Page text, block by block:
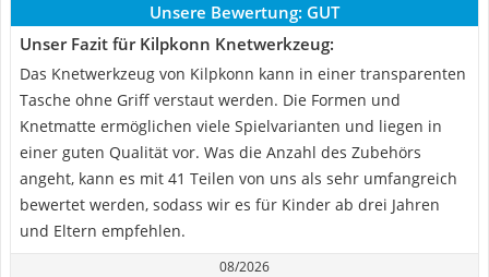
Unsere Bewertung: GUT
Unser Fazit für Kilpkonn Knetwerkzeug:
Das Knetwerkzeug von Kilpkonn kann in einer transparenten
Tasche ohne Griff verstaut werden. Die Formen und
Knetmatte ermöglichen viele Spielvarianten und liegen in
einer guten Qualität vor. Was die Anzahl des Zubehörs
angeht, kann es mit 41 Teilen von uns als sehr umfangreich
bewertet werden, sodass wir es für Kinder ab drei Jahren
und Eltern empfehlen.
08/2026